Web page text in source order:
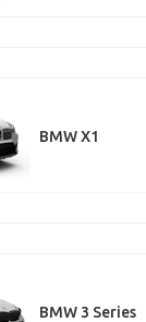
BMW X1
BMW 3 Series